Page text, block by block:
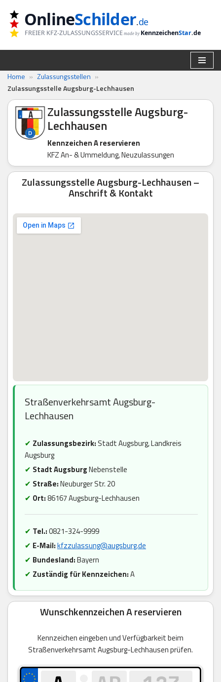
Zum
Inhalt
springen
OnlineSchilder.de
FREIER KFZ-ZULASSUNGSSERVICE made by KennzeichenStar.de
Home » Zulassungsstellen »
Zulassungsstelle Augsburg-Lechhausen
Zulassungsstelle Augsburg-
Lechhausen
Kennzeichen A reservieren
KFZ An- & Ummeldung, Neuzulassungen
Zulassungsstelle Augsburg-Lechhausen –
Anschrift & Kontakt
Straßenverkehrsamt Augsburg-
Lechhausen
✔ Zulassungsbezirk: Stadt Augsburg, Landkreis
Augsburg
✔ Stadt AugsburgNebenstelle
✔ Straße:Neuburger Str. 20
✔ Ort:86167 Augsburg-Lechhausen
✔ Tel.:0821-324-9999
✔ E-Mail:kfzzulassung@augsburg.de
✔ Bundesland:Bayern
✔ Zuständig für Kennzeichen:A
Wunschkennzeichen A reservieren
Kennzeichen eingeben und Verfügbarkeit beim
Straßenverkehrsamt Augsburg-Lechhausen prüfen.